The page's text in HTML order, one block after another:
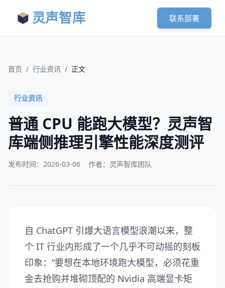
灵声智库 联系部署
首页 / 行业资讯 / 正文
行业资讯
普通 CPU 能跑大模型？灵声智
库端侧推理引擎性能深度测评
发布时间： 2026-03-06 作者：灵声智库团队
自 ChatGPT 引爆大语言模型浪潮以来，整
个 IT 行业内形成了一个几乎不可动摇的刻板
印象：“要想在本地环境跑大模型，必须花重
金去抢购并堆砌顶配的 Nvidia 高端显卡矩